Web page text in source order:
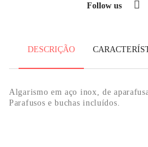
Follow us
DESCRIÇÃO
Algarismo em aço inox, de
Parafusos e buchas incluídos.